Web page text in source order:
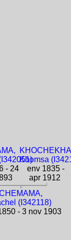
- 24
Khomsa
env 1835 -
apr 1912
(I342118)
- 3 nov 1903